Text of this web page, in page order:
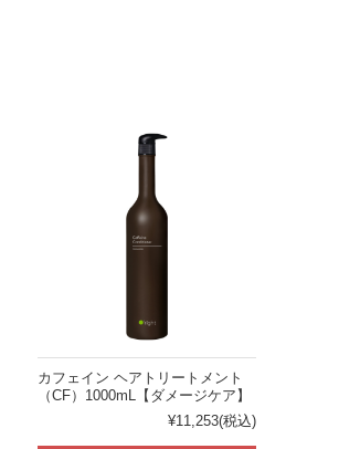
カフェイン ヘアトリートメント
（CF）1000mL【ダメージケア】
¥11,253(税込)